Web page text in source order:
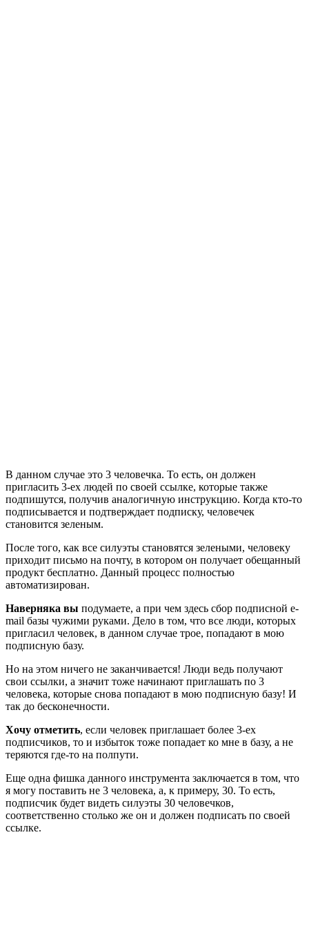
В данном случае это 3 человечка. То есть, он должен
пригласить 3-ех людей по своей ссылке, которые также
подпишутся, получив аналогичную инструкцию. Когда кто-то
подписывается и подтверждает подписку, человечек
становится зеленым.
После того, как все силуэты становятся зелеными, человеку
приходит письмо на почту, в котором он получает обещанный
продукт бесплатно. Данный процесс полностью
автоматизирован.
Наверняка вы подумаете, а при чем здесь сбор подписной e-
mail базы чужими руками. Дело в том, что все люди, которых
пригласил человек, в данном случае трое, попадают в мою
подписную базу.
Но на этом ничего не заканчивается! Люди ведь получают
свои ссылки, а значит тоже начинают приглашать по 3
человека, которые снова попадают в мою подписную базу! И
так до бесконечности.
Хочу отметить, если человек приглашает более 3-ех
подписчиков, то и избыток тоже попадает ко мне в базу, а не
теряются где-то на полпути.
Еще одна фишка данного инструмента заключается в том, что
я могу поставить не 3 человека, а, к примеру, 30. То есть,
подписчик будет видеть силуэты 30 человечков,
соответственно столько же он и должен подписать по своей
ссылке.